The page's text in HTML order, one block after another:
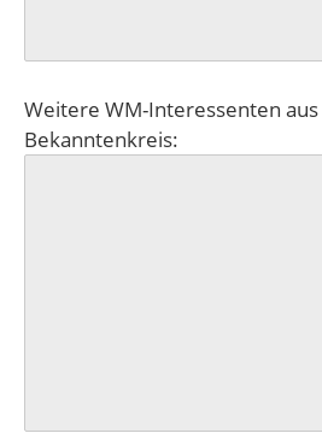
Weitere WM-Interessenten
Bekanntenkreis: